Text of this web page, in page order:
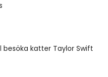
besöka katter Taylor Swift